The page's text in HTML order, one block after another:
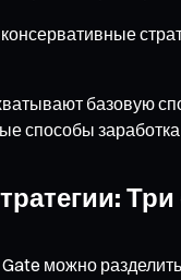
базовую
способы
Три
можно